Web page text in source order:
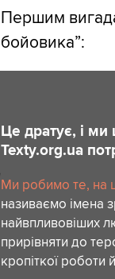
Першим
бойовика”:
Це дратує, і
Texty.org.ua
Ми робимо те, на
називаємо імена
найвпливовіших
прирівняти до
кропіткої роботи